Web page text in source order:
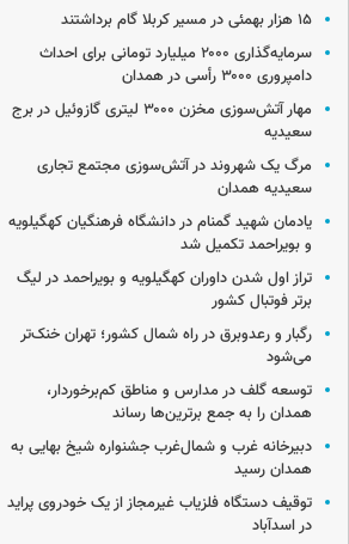
۱۵ هزار بهمئی در مسیر کربلا گام برداشتند
سرمایه‌گذاری ۲۰۰۰ میلیارد تومانی برای احداث
دامپروری ۳۰۰۰ رأسی در همدان
مهار آتش‌سوزی مخزن ۳۰۰۰ لیتری گازوئیل در برج
سعیدیه
مرگ یک شهروند در آتش‌سوزی مجتمع تجاری
سعیدیه همدان
یادمان شهید گمنام در دانشگاه فرهنگیان کهگیلویه
و بویراحمد تکمیل شد
تراز اول شدن داوران کهگیلویه و بویراحمد در لیگ
برتر فوتبال کشور
رگبار و رعدوبرق در راه شمال کشور؛ تهران خنک‌تر
می‌شود
توسعه گلف در مدارس و مناطق کم‌برخوردار،
همدان را به جمع برترین‌ها رساند
دبیرخانه غرب و شمال‌غرب جشنواره شیخ بهایی به
همدان رسید
توقیف دستگاه فلزیاب غیرمجاز از یک خودروی پراید
در اسدآباد